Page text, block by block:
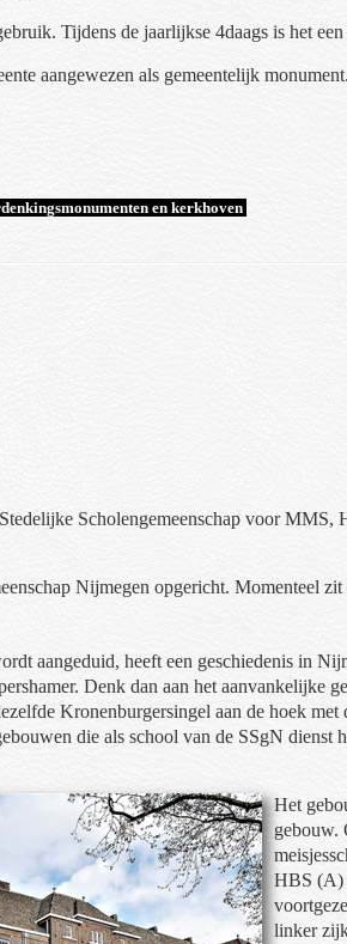
Tijdens de jaarlijkse 4daags is het
aangewezen als gemeentelijk monument.
en kerkhoven
Scholengemeenschap voor
Nijmegen opgericht. Momenteel
aangeduid, heeft een geschiedenis in
Denk dan aan het
Kronenburgersingel aan de hoek
die als school van de SSgN dienst
Het
gebouw.
HBS (A)
linker